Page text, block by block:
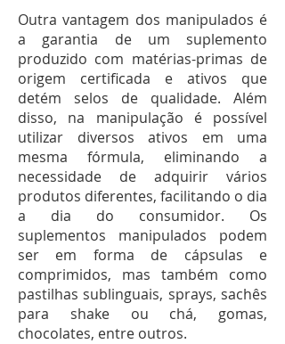
Outra vantagem dos manipulados é
a garantia de um suplemento
produzido com matérias-primas de
origem certificada e ativos que
detém selos de qualidade. Além
disso, na manipulação é possível
utilizar diversos ativos em uma
mesma fórmula, eliminando a
necessidade de adquirir vários
produtos diferentes, facilitando o dia
a dia do consumidor. Os
suplementos manipulados podem
ser em forma de cápsulas e
comprimidos, mas também como
pastilhas sublinguais, sprays, sachês
para shake ou chá, gomas,
chocolates, entre outros.